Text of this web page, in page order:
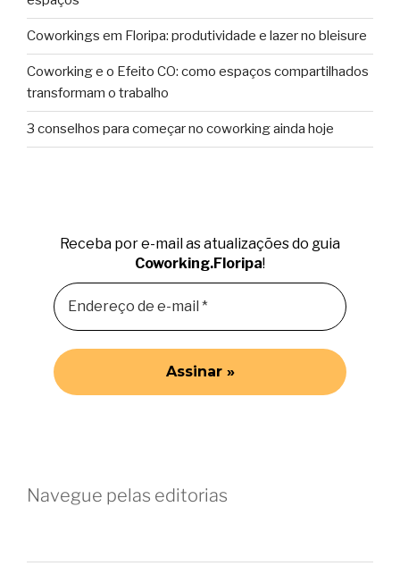
Coworkings em Floripa: produtividade e lazer no bleisure
Coworking e o Efeito CO: como espaços compartilhados
transformam o trabalho
3 conselhos para começar no coworking ainda hoje
Receba por e-mail as atualizações do guia
Coworking.Floripa!
Navegue pelas editorias